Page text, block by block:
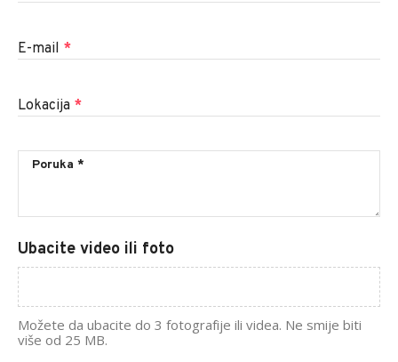
E-mail *
Lokacija *
Ubacite video ili foto
Možete da ubacite do 3 fotografije ili videa. Ne smije biti
više od 25 MB.